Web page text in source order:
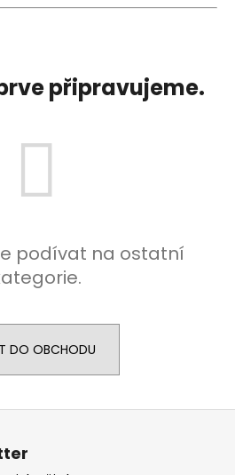
připravujeme.
podívat na ostatní
DO OBCHODU